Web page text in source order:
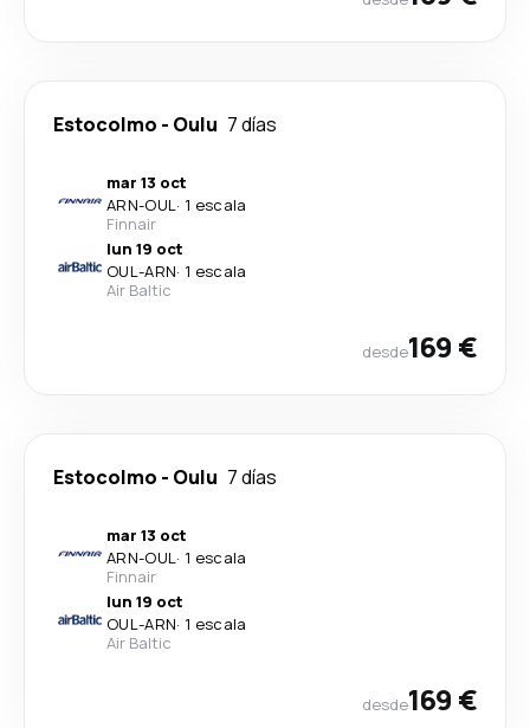
Estocolmo - Oulu 7 días
mar 13 oct
ARN-OUL· 1 escala
Finnair
lun 19 oct
OUL-ARN· 1 escala
Air Baltic
desde169 €
Estocolmo - Oulu 7 días
mar 13 oct
ARN-OUL· 1 escala
Finnair
lun 19 oct
OUL-ARN· 1 escala
Air Baltic
desde169 €